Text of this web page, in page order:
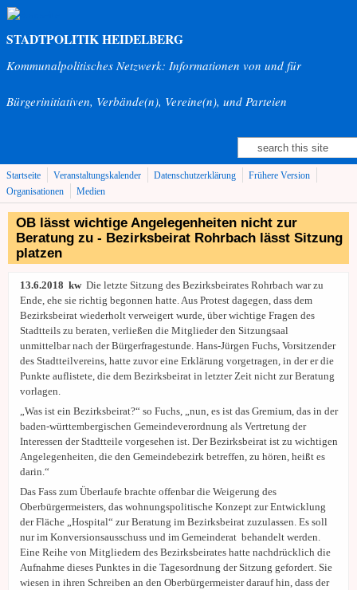
Direkt zum Inhalt
STADTPOLITIK HEIDELBERG
Kommunalpolitisches Netzwerk: Informationen von und für
Bürgerinitiativen, Verbände(n), Vereine(n), und Parteien
Suchformular
Suche
Startseite Veranstaltungskalender Datenschutzerklärung
Frühere Version
Organisationen
Medien
OB lässt wichtige Angelegenheiten nicht zur
Beratung zu - Bezirksbeirat Rohrbach lässt Sitzung
platzen
13.6.2018 kwDie letzte Sitzung des Bezirksbeirates Rohrbach war zu
Ende, ehe sie richtig begonnen hatte. Aus Protest dagegen, dass dem
Bezirksbeirat wiederholt verweigert wurde, über wichtige Fragen des
Stadtteils zu beraten, verließen die Mitglieder den Sitzungsaal
unmittelbar nach der Bürgerfragestunde. Hans-Jürgen Fuchs, Vorsitzender
des Stadtteilvereins, hatte zuvor eine Erklärung vorgetragen, in der er die
Punkte auflistete, die dem Bezirksbeirat in letzter Zeit nicht zur Beratung
vorlagen.
„Was ist ein Bezirksbeirat?“ so Fuchs, „nun, es ist das Gremium, das in der
baden-württembergischen Gemeindeverordnung als Vertretung der
Interessen der Stadtteile vorgesehen ist. Der Bezirksbeirat ist zu wichtigen
Angelegenheiten, die den Gemeindebezirk betreffen, zu hören, heißt es
darin.“
Das Fass zum Überlaufe brachte offenbar die Weigerung des
Oberbürgermeisters, das wohnungspolitische Konzept zur Entwicklung
der Fläche „Hospital“ zur Beratung im Bezirksbeirat zuzulassen. Es soll
nur im Konversionsausschuss und im Gemeinderat behandelt werden.
Eine Reihe von Mitgliedern des Bezirksbeirates hatte nachdrücklich die
Aufnahme dieses Punktes in die Tagesordnung der Sitzung gefordert. Sie
wiesen in ihren Schreiben an den Oberbürgermeister darauf hin, dass der